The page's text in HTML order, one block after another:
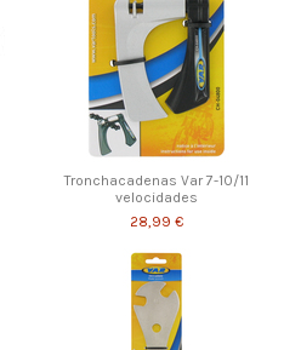
Tronchacadenas Var 7-10/11
velocidades
28,99 €